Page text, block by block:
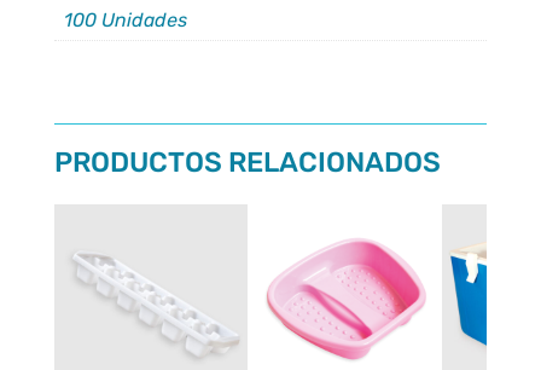
100 Unidades
PRODUCTOS RELACIONADOS